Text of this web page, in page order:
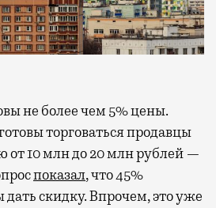
не более чем 5% цены.
торговаться продавцы
от 10 млн до 20 млн рублей —
показал, что 45%
дать скидку. Впрочем, это уже